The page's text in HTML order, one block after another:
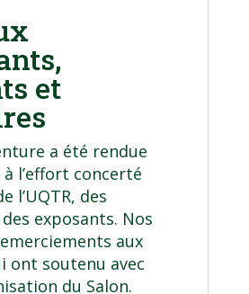
et
a été rendue
l’effort concerté
l’UQTR, des
exposants. Nos
aux
ont soutenu avec
du Salon.